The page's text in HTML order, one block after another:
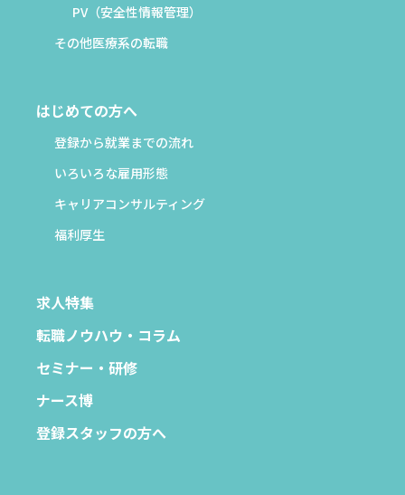
PV（安全性情報管理）
その他医療系の転職
はじめての方へ
登録から就業までの流れ
いろいろな雇用形態
キャリアコンサルティング
福利厚生
求人特集
転職ノウハウ・コラム
セミナー・研修
ナース博
登録スタッフの方へ